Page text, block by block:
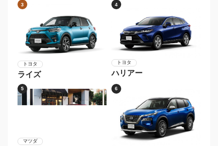
トヨタ
ライズ
トヨタ
5